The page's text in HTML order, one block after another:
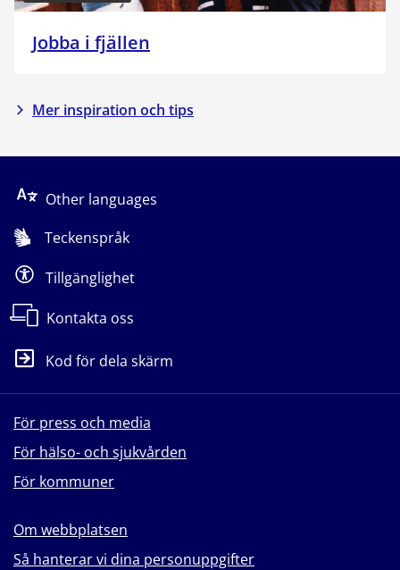
Jobba i fjällen
Mer inspiration och tips
Other languages
Teckenspråk
Tillgänglighet
Kontakta oss
Kod för dela skärm
För press och media
För hälso- och sjukvården
För kommuner
Om webbplatsen
Så hanterar vi dina personuppgifter